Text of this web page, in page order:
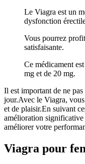
Le Viagra est un
dysfonction
Vous pourrez
satisfaisante.
Ce médicament
mg et de 20 mg.
Il est important de ne
jour.Avec le Viagra,
et de plaisir.En suivant
amélioration
améliorer votre
Viagra pour